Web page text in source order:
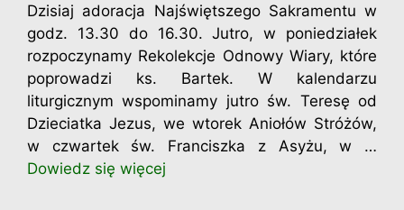
Dzisiaj adoracja Najświętszego Sakramentu w
godz. 13.30 do 16.30. Jutro, w poniedziałek
rozpoczynamy Rekolekcje Odnowy Wiary, które
poprowadzi ks. Bartek. W kalendarzu
liturgicznym wspominamy jutro św. Teresę od
Dzieciatka Jezus, we wtorek Aniołów Stróżów,
w czwartek św. Franciszka z Asyżu, w …
Dowiedz się więcej